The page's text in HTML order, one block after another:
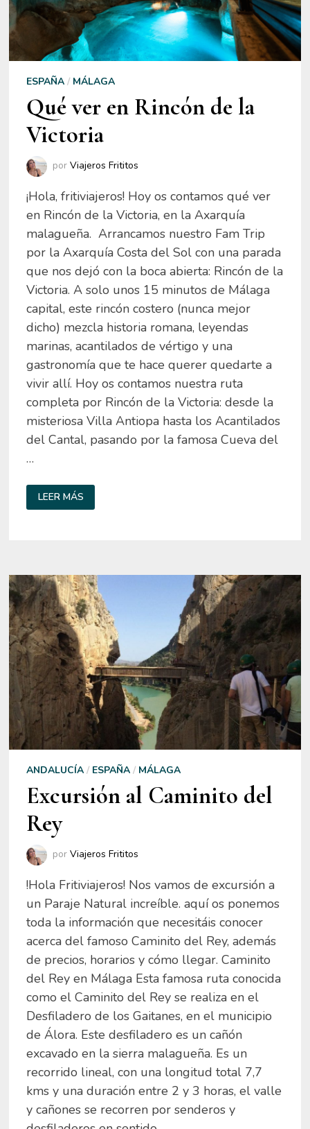
ESPAÑA/ MÁLAGA
Qué ver en Rincón de la
Victoria
por Viajeros Frititos
¡Hola, fritiviajeros! Hoy os contamos qué ver
en Rincón de la Victoria, en la Axarquía
malagueña. Arrancamos nuestro Fam Trip
por la Axarquía Costa del Sol con una parada
que nos dejó con la boca abierta: Rincón de la
Victoria. A solo unos 15 minutos de Málaga
capital, este rincón costero (nunca mejor
dicho) mezcla historia romana, leyendas
marinas, acantilados de vértigo y una
gastronomía que te hace querer quedarte a
vivir allí. Hoy os contamos nuestra ruta
completa por Rincón de la Victoria: desde la
misteriosa Villa Antiopa hasta los Acantilados
del Cantal, pasando por la famosa Cueva del
…
QUÉ
VER
EN
LEER MÁS
ANDALUCÍA/ ESPAÑA/ MÁLAGA
Excursión al Caminito del
Rey
por Viajeros Frititos
!Hola Fritiviajeros! Nos vamos de excursión a
un Paraje Natural increíble. aquí os ponemos
toda la información que necesitáis conocer
acerca del famoso Caminito del Rey, además
de precios, horarios y cómo llegar. Caminito
del Rey en Málaga Esta famosa ruta conocida
como el Caminito del Rey se realiza en el
Desfiladero de los Gaitanes, en el municipio
de Álora. Este desfiladero es un cañón
excavado en la sierra malagueña. Es un
recorrido lineal, con una longitud total 7,7
kms y una duración entre 2 y 3 horas, el valle
y cañones se recorren por senderos y